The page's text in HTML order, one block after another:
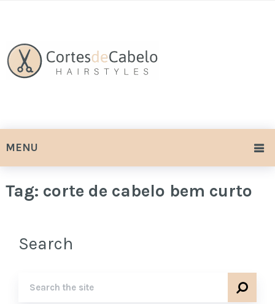
MENU
Tag: corte de cabelo bem curto
Search